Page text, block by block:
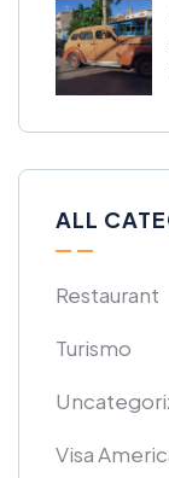
ALL
Restaurant
Turismo
Visa